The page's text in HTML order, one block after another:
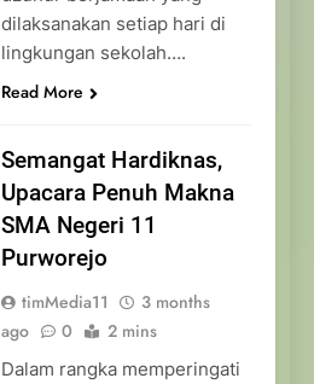
dilaksanakan setiap hari di
lingkungan sekolah….
Read More
Semangat Hardiknas,
Upacara Penuh Makna
SMA Negeri 11
Purworejo
timMedia11
3 months
ago
0 2 mins
Dalam rangka memperingati